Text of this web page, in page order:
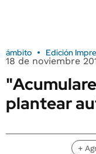
ámbito Edición
18 de noviembre
plantear
+